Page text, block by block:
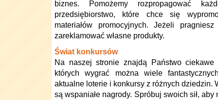
biznes. Pomożemy rozpropagować
przedsiębiorstwo, które chce się
materiałów promocyjnych. Jeżeli
zareklamować własne produkty.
Świat konkursów
Na naszej stronie znajdą Państwo
których wygrać można wiele
aktualne loterie i konkursy z różnych dziedzin.
są wspaniałe nagrody. Spróbuj swoich sił,